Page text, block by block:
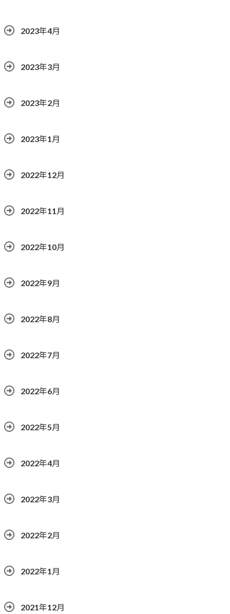
2023年4月
2023年3月
2023年2月
2023年1月
2022年12月
2022年11月
2022年10月
2022年9月
2022年8月
2022年7月
2022年6月
2022年5月
2022年4月
2022年3月
2022年2月
2022年1月
2021年12月